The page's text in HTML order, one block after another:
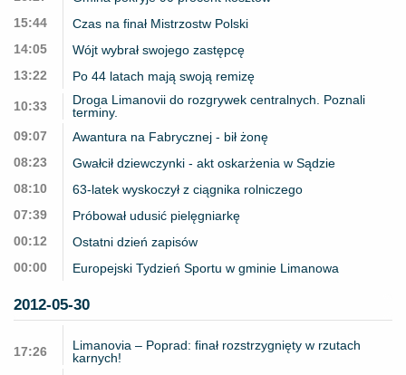
15:44
Czas na finał Mistrzostw Polski
14:05
Wójt wybrał swojego zastępcę
13:22
Po 44 latach mają swoją remizę
10:33
Droga Limanovii do rozgrywek centralnych. Poznali
terminy.
09:07
Awantura na Fabrycznej - bił żonę
08:23
Gwałcił dziewczynki - akt oskarżenia w Sądzie
08:10
63-latek wyskoczył z ciągnika rolniczego
07:39
Próbował udusić pielęgniarkę
00:12
Ostatni dzień zapisów
00:00
Europejski Tydzień Sportu w gminie Limanowa
2012-05-30
17:26
Limanovia – Poprad: finał rozstrzygnięty w rzutach
karnych!